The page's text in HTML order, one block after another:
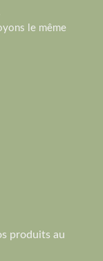
le même
produits au